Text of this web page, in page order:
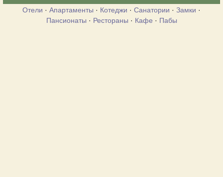
Отели · Апартаменты · Котеджи · Санатории · Замки ·
Пансионаты · Рестораны · Кафе · Пабы